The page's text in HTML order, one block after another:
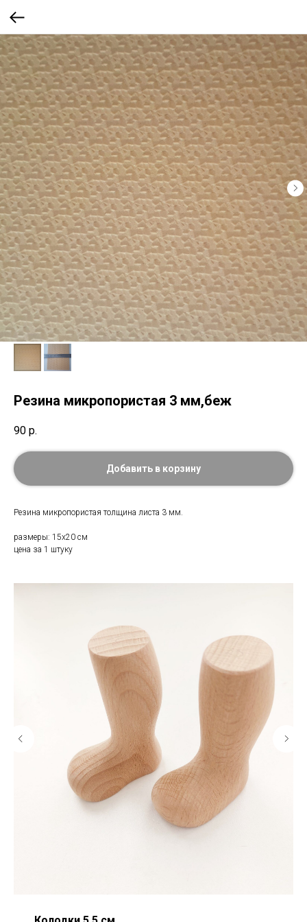
Резина микропористая 3 мм,беж
90 р.
Добавить в корзину
Резина микропористая толщина листа 3 мм.
размеры: 15х20 см
цена за 1 штуку